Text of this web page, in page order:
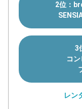
2位：
3
コ
レン